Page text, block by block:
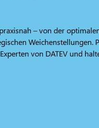
– von der
Weichenstellungen.
von DATEV und